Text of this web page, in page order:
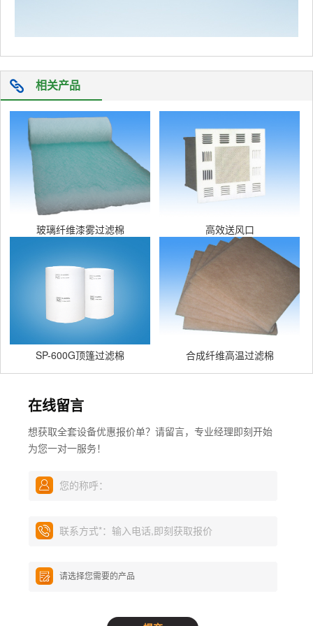
相关产品
玻璃纤维漆雾过滤棉 高效送风口
SP-600G顶篷过滤棉 合成纤维高温过滤棉
在线留言
想获取全套设备优惠报价单？请留言，专业经理即刻开始
为您一对一服务！
您的称呼：
联系方式*：输入电话,即刻获取报价